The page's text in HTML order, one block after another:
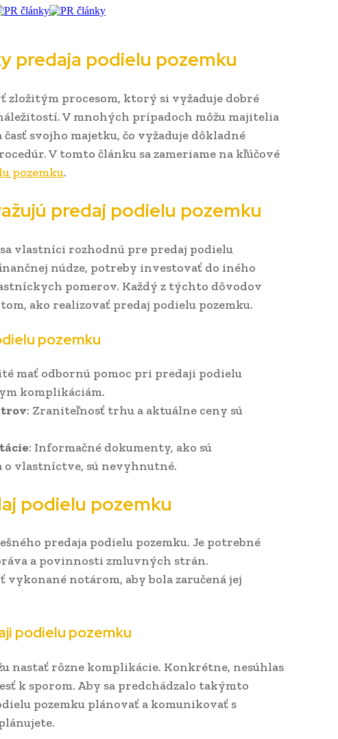
predaja podielu pozemku
zložitým procesom, ktorý si vyžaduje dobré
V mnohých prípadoch môžu majitelia
svojho majetku, čo vyžaduje dôkladné
V tomto článku sa zameriame na kľúčové
pozemku.
predaj podielu pozemku
vlastníci rozhodnú pre predaj podielu
núdze, potreby investovať do iného
pomerov. Každý z týchto dôvodov
ako realizovať predaj podielu pozemku.
pozemku
mať odbornú pomoc pri predaji podielu
komplikáciám.
: Zraniteľnosť trhu a aktuálne ceny sú
: Informačné dokumenty, ako sú
vlastníctve, sú nevyhnutné.
podielu pozemku
predaja podielu pozemku. Je potrebné
a povinnosti zmluvných strán.
notárom, aby bola zaručená jej
podielu pozemku
nastať rôzne komplikácie. Konkrétne, nesúhlas
k sporom. Aby sa predchádzalo takýmto
pozemku plánovať a komunikovať s